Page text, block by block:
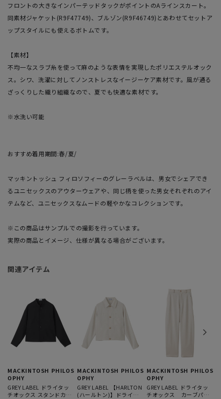
フロントの大きなインパーテッドタックがポイントのAラインスカート。
同素材ジャケット(R9F47749)、ブルゾン(R9F46749)とあわせてセットア
ップスタイルにも使えるボトムです。
【素材】
不均一なスラブ糸を使って麻のような表情を実現したポリエステルオック
ス。シワ、洗濯に対してノンストレスなイージーケア素材です。風が通る
ざっくりした織り組織なので、夏でも快適な素材です。
※水洗い可能
おすすめ着用期間:春/夏/
マッキントッシュ フィロソフィーのグレーラベルは、男女でシェアでき
るユニセックスのアウターウェアや、同じ柄を使った男女それぞれのアイ
テムなど、ユニセックスなムードの軽やかなコレクションです。
※この商品はサンプルでの撮影を行っています。
実際の商品とイメージ、仕様が異なる場合がございます。
関連アイテム
MACKINTOSH PHILOS
OPHY
GREY LABEL ドライタッ
チオックス スタンドカラ
MACKINTOSH PHILOS
OPHY
GREY LABEL 【HARLTON
(ハールトン)】ドライタ
MACKINTOSH PHILOS
OPHY
GREY LABEL ドライタッ
チオックス カーブパン